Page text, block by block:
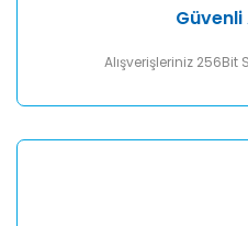
Ürün fiyatı diğer sitelerden
Güvenli
Alışverişleriniz 256Bit